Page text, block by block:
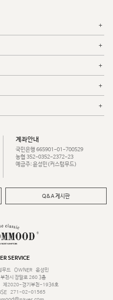
계좌안내
국민은행 665901-01-700529
농협 352-0352-2372-23
예금주: 윤성민(커스텀무드)
Q&A 게시판
SERVICE
무드 OWNER
윤성민
천시 장말로 260 3층
제2020-경기부천-1936호
271-02-01565